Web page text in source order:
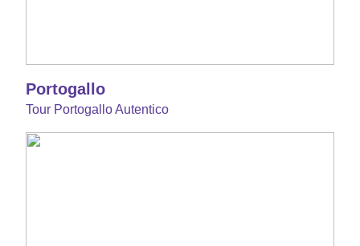
Portogallo
Tour Portogallo Autentico